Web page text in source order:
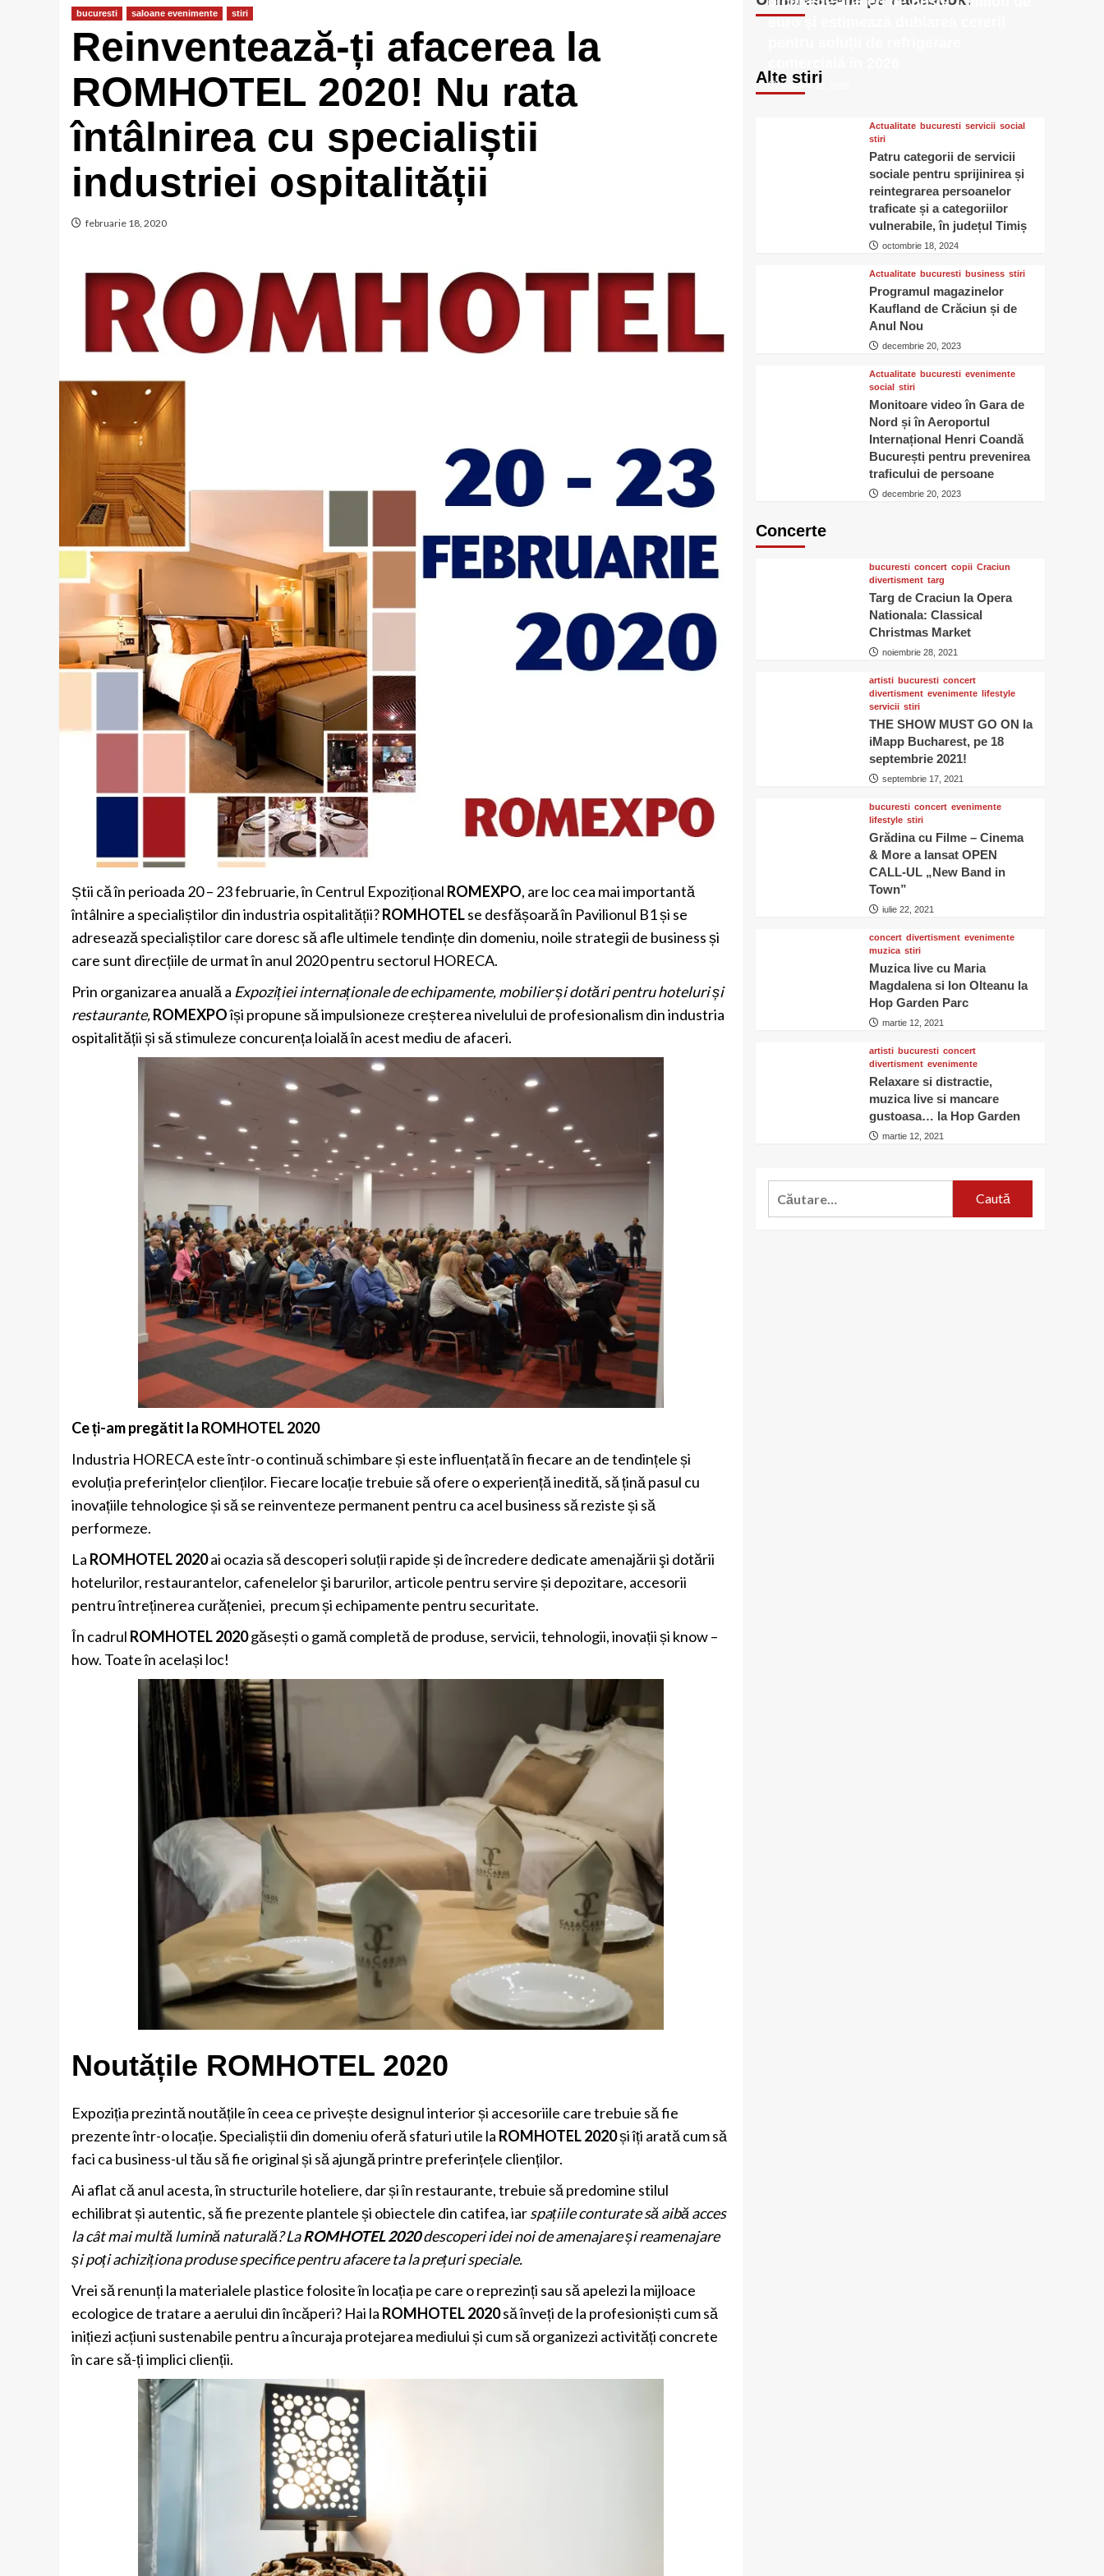
bucuresti saloane evenimente stiri
Reinventează-ți afacerea la
ROMHOTEL 2020! Nu rata
întâlnirea cu specialiștii
industriei ospitalității
februarie 18, 2020
Știi că în perioada 20 – 23 februarie, în Centrul Expozițional ROMEXPO, are loc cea mai importantă
întâlnire a specialiștilor din industria ospitalității?ROMHOTELse desfășoară în Pavilionul B1 și se
adresează specialiștilor care doresc să afle ultimele tendințe din domeniu, noile strategii de business și
care sunt direcțiile de urmat în anul 2020 pentru sectorul HORECA.
Prin organizarea anuală a Expoziției internaționale de echipamente, mobilier și dotări pentru hoteluri și
restaurante,ROMEXPOîși propune să impulsioneze creșterea nivelului de profesionalism din industria
ospitalității și să stimuleze concurența loială în acest mediu de afaceri.
Ce ți-am pregătit la ROMHOTEL2020
Industria HORECA este într-o continuă schimbare și este influențată în fiecare an de tendințele și
evoluția preferințelor clienților. Fiecare locație trebuie să ofere o experiență inedită, să țină pasul cu
inovațiile tehnologice și să se reinventeze permanent pentru ca acel business să reziste și să
performeze.
La ROMHOTEL 2020ai ocazia să descoperi soluții rapide și de încredere dedicate amenajării şi dotării
hotelurilor, restaurantelor, cafenelelor şi barurilor, articole pentru servire și depozitare, accesorii
pentru întreținerea curățeniei, precum și echipamente pentru securitate.
În cadrul ROMHOTEL 2020găsești o gamă completă de produse, servicii, tehnologii, inovații și know –
how. Toate în același loc!
Noutățile ROMHOTEL 2020
Expoziția prezintă noutățile în ceea ce privește designul interior și accesoriile care trebuie să fie
prezente într-o locație. Specialiștii din domeniu oferă sfaturi utile la ROMHOTEL 2020și îți arată cum să
faci ca business-ul tău să fie original și să ajungă printre preferințele clienților.
Ai aflat că anul acesta, în structurile hoteliere, dar și în restaurante, trebuie să predomine stilul
echilibrat și autentic, să fie prezente plantele și obiectele din catifea, iarspațiile conturate să aibă acces
la cât mai multă lumină naturală? LaROMHOTEL 2020descoperi idei noi de amenajare și reamenajare
și poți achiziționa produse specifice pentru afacere ta la prețuri speciale.
Vrei să renunți la materialele plastice folosite în locația pe care o reprezinți sau să apelezi la mijloace
ecologice de tratare a aerului din încăperi? Hai la ROMHOTEL 2020să înveți de la profesioniști cum să
inițiezi acțiuni sustenabile pentru a încuraja protejarea mediului și cum să organizezi activități concrete
în care să-ți implici clienții.
Alte stiri
euro și estimează dublarea cererii
ianuarie 23, 2026
Actualitate bucuresti servicii social
stiri
Patru categorii de servicii
sociale pentru sprijinirea și
reintegrarea persoanelor
traficate și a categoriilor
vulnerabile, în județul Timiș
octombrie 18, 2024
Actualitate bucuresti business stiri
Programul magazinelor
Kaufland de Crăciun și de
Anul Nou
decembrie 20, 2023
Actualitate bucuresti evenimente
social stiri
Monitoare video în Gara de
Nord și în Aeroportul
Internațional Henri Coandă
București pentru prevenirea
traficului de persoane
decembrie 20, 2023
Concerte
bucuresti concert copii Craciun
divertisment targ
Targ de Craciun la Opera
Nationala: Classical
Christmas Market
noiembrie 28, 2021
artisti bucuresti concert
divertisment evenimente lifestyle
servicii stiri
THE SHOW MUST GO ON la
iMapp Bucharest, pe 18
septembrie 2021!
septembrie 17, 2021
bucuresti concert evenimente
lifestyle stiri
Grădina cu Filme – Cinema
& More a lansat OPEN
CALL-UL „New Band in
Town”
iulie 22, 2021
concert divertisment evenimente
muzica stiri
Muzica live cu Maria
Magdalena si Ion Olteanu la
Hop Garden Parc
martie 12, 2021
artisti bucuresti concert
divertisment evenimente
Relaxare si distractie,
muzica live si mancare
gustoasa… la Hop Garden
martie 12, 2021
Caută